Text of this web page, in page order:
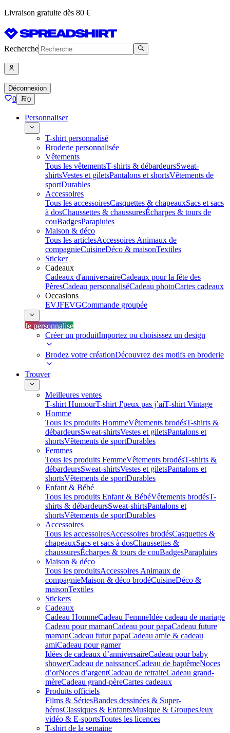
Livraison gratuite dès 80 €
Recherche
Déconnexion
0 0
Personnaliser
T-shirt personnalisé
Broderie personnalisée
Vêtements
Tous les vêtementsT-shirts & débardeursSweat-
shirtsVestes et giletsPantalons et shortsVêtements de
sportDurables
Accessoires
Tous les accessoiresCasquettes & chapeauxSacs et sacs
à dosChaussettes & chaussuresÉcharpes & tours de
couBadgesParapluies
Maison & déco
Tous les articlesAccessoires Animaux de
compagnieCuisineDéco & maisonTextiles
Sticker
Cadeaux
Cadeaux d'anniversaireCadeaux pour la fête des
PèresCadeau personnaliséCadeau photoCartes cadeaux
Occasions
EVJFEVGCommande groupée
Je personnalise
Créer un produitImportez ou choisissez un design
Brodez votre créationDécouvrez des motifs en broderie
Trouver
Meilleures ventes
T-shirt HumourT-shirt J'peux pas j’aiT-shirt Vintage
Homme
Tous les produits HommeVêtements brodésT-shirts &
débardeursSweat-shirtsVestes et giletsPantalons et
shortsVêtements de sportDurables
Femmes
Tous les produits FemmeVêtements brodésT-shirts &
débardeursSweat-shirtsVestes et giletsPantalons et
shortsVêtements de sportDurables
Enfant & Bébé
Tous les produits Enfant & BébéVêtements brodésT-
shirts & débardeursSweat-shirtsPantalons et
shortsVêtements de sportDurables
Accessoires
Tous les accessoiresAccessoires brodésCasquettes &
chapeauxSacs et sacs à dosChaussettes &
chaussuresÉcharpes & tours de couBadgesParapluies
Maison & déco
Tous les produitsAccessoires Animaux de
compagnieMaison & déco brodéCuisineDéco &
maisonTextiles
Stickers
Cadeaux
Cadeau HommeCadeau FemmeIdée cadeau de mariage​
Cadeau pour mamanCadeau pour papaCadeau future
mamanCadeau futur papaCadeau amie & cadeau
amiCadeau pour gamer
Idées de cadeaux d’anniversaireCadeau pour baby
showerCadeau de naissanceCadeau de baptêmeNoces
d’orNoces d’argentCadeau de retraiteCadeau grand-
mèreCadeau grand-pèreCartes cadeaux
Produits officiels
Films & SériesBandes dessinées & Super-
hérosClassiques & EnfantsMusique & GroupesJeux
vidéo & E-sportsToutes les licences
T-shirt de la semaine